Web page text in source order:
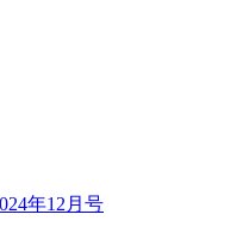
年12月号